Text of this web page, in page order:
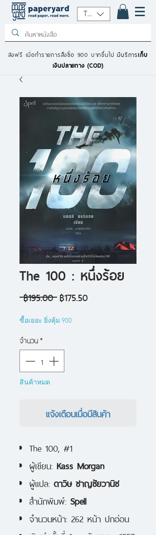
THB (฿)
ส่งฟรี เมื่อทำรายการสั่งซื้อ 900 บาทขึ้นไปมีบริการเก็บ
เงินปลายทาง (COD)
The 100 : หนึ่งร้อย
฿195.00 ราคา
฿175.50ราคา
ซื้อเยอะ ยิ่งคุ้ม 900
จำนวน*
สินค้าหมด
แจ้งเตือนเมื่อมีสินค้า
The 100, #1
ผู้เขียน: Kass Morgan
ผู้แปล: ดาวิษ ชาญชัยวานิช
สำนักพิมพ์: Spell
จำนวนหน้า: 262 หน้า ปกอ่อน